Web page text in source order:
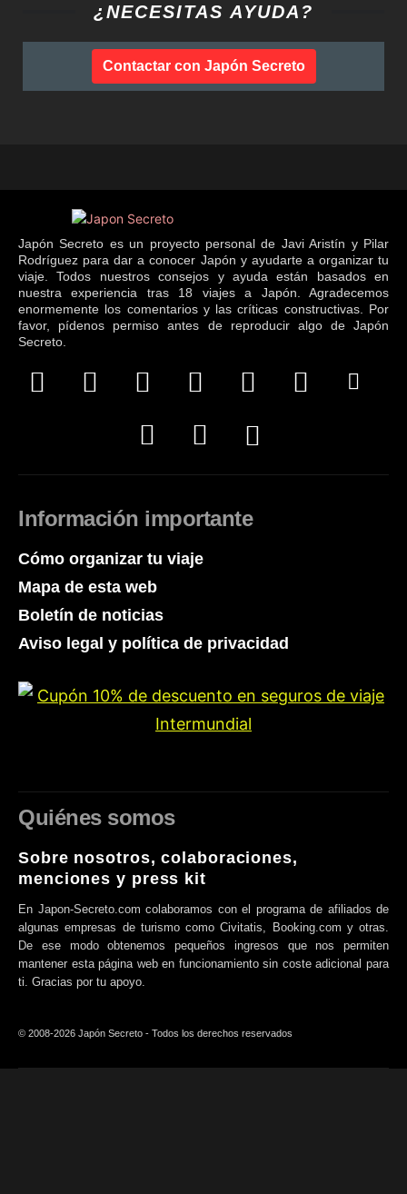
¿NECESITAS AYUDA?
Contactar con Japón Secreto
Japón Secreto es un proyecto personal de Javi Aristín y Pilar
Rodríguez para dar a conocer Japón y ayudarte a organizar tu
viaje. Todos nuestros consejos y ayuda están basados en
nuestra experiencia tras 18 viajes a Japón. Agradecemos
enormemente los comentarios y las críticas constructivas. Por
favor, pídenos permiso antes de reproducir algo de Japón
Secreto.
Información importante
Cómo organizar tu viaje
Mapa de esta web
Boletín de noticias
Aviso legal y política de privacidad
Quiénes somos
Sobre nosotros, colaboraciones,
menciones y press kit
En Japon-Secreto.com colaboramos con el programa de afiliados de
algunas empresas de turismo como Civitatis, Booking.com y otras.
De ese modo obtenemos pequeños ingresos que nos permiten
mantener esta página web en funcionamiento sin coste adicional para
ti. Gracias por tu apoyo.
© 2008-2026 Japón Secreto - Todos los derechos reservados